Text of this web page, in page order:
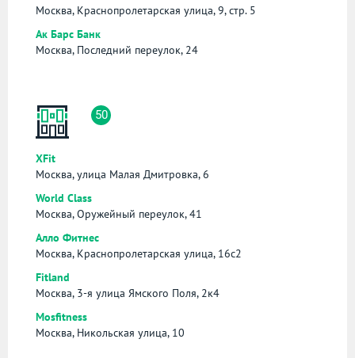
Москва, Краснопролетарская улица, 9, стр. 5
Ак Барс Банк
Москва, Последний переулок, 24
50
XFit
Москва, улица Малая Дмитровка, 6
World Class
Москва, Оружейный переулок, 41
Алло Фитнес
Москва, Краснопролетарская улица, 16с2
Fitland
Москва, 3-я улица Ямского Поля, 2к4
Mosfitness
Москва, Никольская улица, 10